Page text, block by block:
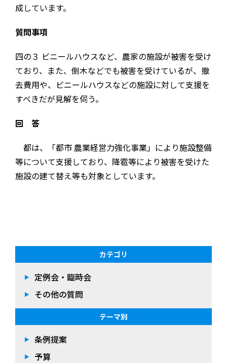
成しています。
質問事項
四の３ ビニールハウスなど、農家の施設が被害を受け
ており、また、倒木などでも被害を受けているが、撤
去費用や、ビニールハウスなどの施設に対して支援を
すべきだが見解を伺う。
回 答
都は、「都市 農業経営力強化事業」により施設整備
等について支援しており、降雹等により被害を受けた
施設の建て替え等も対象としています。
カテゴリ
定例会・臨時会
その他の質問
テーマ別
条例提案
予算